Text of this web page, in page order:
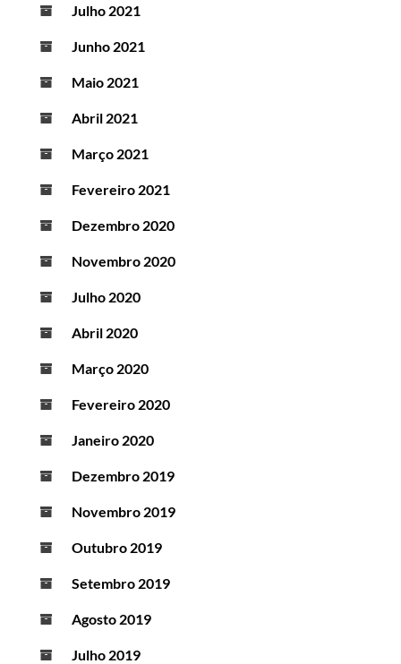
Julho 2021
Junho 2021
Maio 2021
Abril 2021
Março 2021
Fevereiro 2021
Dezembro 2020
Novembro 2020
Julho 2020
Abril 2020
Março 2020
Fevereiro 2020
Janeiro 2020
Dezembro 2019
Novembro 2019
Outubro 2019
Setembro 2019
Agosto 2019
Julho 2019